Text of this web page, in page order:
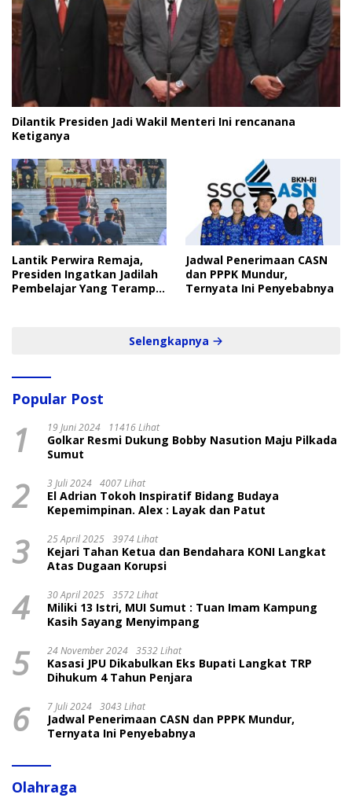
Dilantik Presiden Jadi Wakil Menteri Ini rencanana
Ketiganya
Lantik Perwira Remaja,
Presiden Ingatkan Jadilah
Pembelajar Yang Terampil
Jadwal Penerimaan CASN
dan PPPK Mundur,
Ternyata Ini Penyebabnya
Selengkapnya
Popular Post
1 19 Juni 2024 11416 Lihat
Golkar Resmi Dukung Bobby Nasution Maju Pilkada
Sumut
2 3 Juli 2024 4007 Lihat
El Adrian Tokoh Inspiratif Bidang Budaya
Kepemimpinan. Alex : Layak dan Patut
3 25 April 2025 3974 Lihat
Kejari Tahan Ketua dan Bendahara KONI Langkat
Atas Dugaan Korupsi
4 30 April 2025 3572 Lihat
Miliki 13 Istri, MUI Sumut : Tuan Imam Kampung
Kasih Sayang Menyimpang
5 24 November 2024 3532 Lihat
Kasasi JPU Dikabulkan Eks Bupati Langkat TRP
Dihukum 4 Tahun Penjara
6 7 Juli 2024 3043 Lihat
Jadwal Penerimaan CASN dan PPPK Mundur,
Ternyata Ini Penyebabnya
Olahraga